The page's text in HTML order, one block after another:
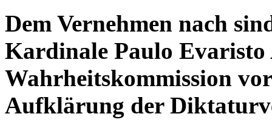
Dem Vernehmen nach
Kardinale Paulo
Wahrheitskommission
Aufklärung der